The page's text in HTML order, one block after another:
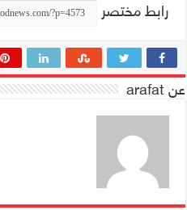
رابط مختصر
عن arafat